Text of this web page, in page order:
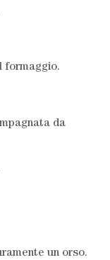
formaggio.
da
un orso.